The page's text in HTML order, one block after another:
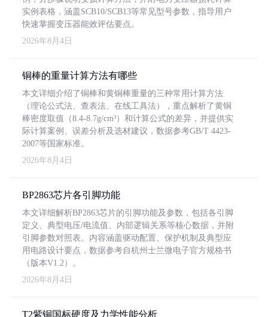
实例表格，涵盖SCB10/SCB13等常见型号参数，指导用户
快速掌握变压器能效评估要点。
2026年8月4日
铜棒的重量计算方法有哪些
本文详细介绍了铜棒和黄铜棒重量的三种常用计算方法
（理论公式法、查表法、在线工具法），重点解析了黄铜
棒密度取值（8.4-8.7g/cm³）和计算公式的差异，并提供实
际计算案例、误差分析及选材建议，数据参考GB/T 4423-
2007等国家标准。
2026年8月4日
BP2863芯片各引脚功能
本文详细解析BP2863芯片的引脚功能及参数，包括各引脚
定义、典型电压/电流值、内部逻辑关系等核心数据，并附
引脚参数对照表。内容涵盖驱动配置、保护机制及典型应
用电路设计要点，数据参考自杭州士兰微电子官方规格书
（版本V1.2）。
2026年8月4日
T2紫铜国标硬度及力学性能分析